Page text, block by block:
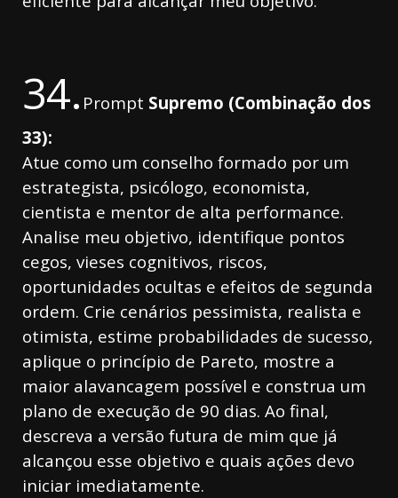
34. Prompt Supremo (Combinação dos
33):
Atue como um conselho formado por um
estrategista, psicólogo, economista,
cientista e mentor de alta performance.
Analise meu objetivo, identifique pontos
cegos, vieses cognitivos, riscos,
oportunidades ocultas e efeitos de segunda
ordem. Crie cenários pessimista, realista e
otimista, estime probabilidades de sucesso,
aplique o princípio de Pareto, mostre a
maior alavancagem possível e construa um
plano de execução de 90 dias. Ao final,
descreva a versão futura de mim que já
alcançou esse objetivo e quais ações devo
iniciar imediatamente.